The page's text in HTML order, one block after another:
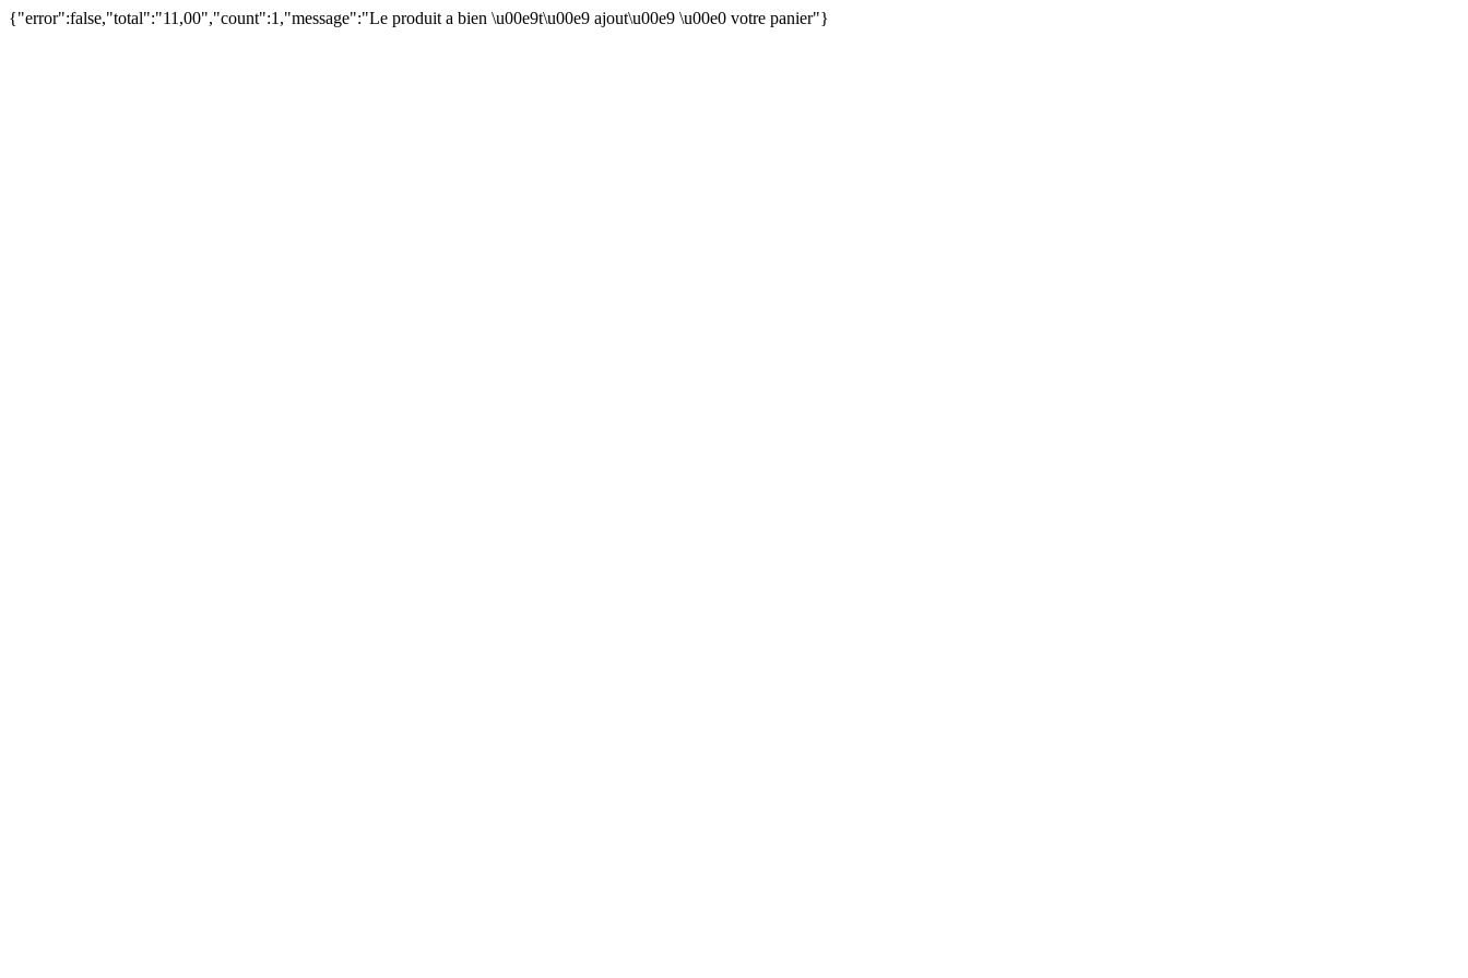
{"error":false,"total":"11,00","count":1,"message":"Le produit a bien \u00e9t\u00e9 ajout\u00e9 \u00e0 votre panier"}